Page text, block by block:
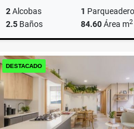
2Alcobas 1
2.5 Baños 84.60Área m2
DESTACADO